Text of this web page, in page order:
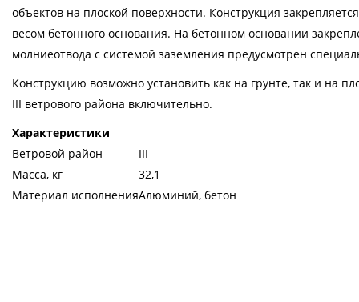
объектов на плоской поверхности. Конструкция
весом бетонного основания. На бетонном основании
молниеотвода с системой заземления предусмотрен
Конструкцию возможно установить как на грунте, так и на
III ветрового района включительно.
Характеристики
Ветровой район
III
Масса, кг
32,1
Материал исполненияАлюминий, бетон